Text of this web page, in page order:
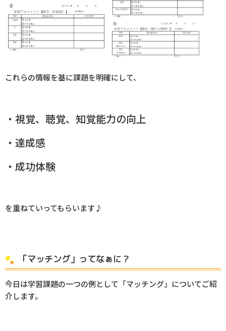
これらの情報を基に課題を明確にして、
・視覚、聴覚、知覚能力の向上
・達成感
・成功体験
を重ねていってもらいます♪
「マッチング」ってなぁに？
今日は学習課題の一つの例として「マッチング」についてご紹
介します。